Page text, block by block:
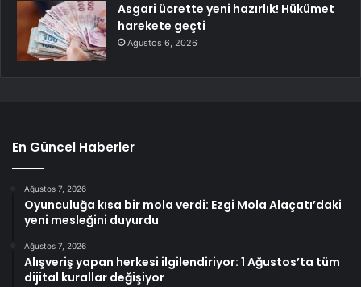
Asgari ücrette yeni hazırlık! Hükümet
harekete geçti
Ağustos 6, 2026
En Güncel Haberler
Ağustos 7, 2026
Oyunculuğa kısa bir mola verdi: Ezgi Mola Alaçatı’daki
yeni mesleğini duyurdu
Ağustos 7, 2026
Alışveriş yapan herkesi ilgilendiriyor: 1 Ağustos’ta tüm
dijital kurallar değişiyor